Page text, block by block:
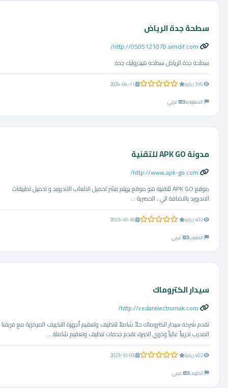
سطحة جدة الرياض
http://0505121070.simdif.com/
سطحة جدة الرياض سطحه هيدروليك جدة
0.0 من 5 نجوم
2024-04-11
السعودية
عربي
مدونة APK GO للتقنية
http://www.apk-go.com/
موقع APK GO للتقنية هو موقع يهتم بنشر تحميل الالعاب الاندرويد و تخميل تطبيقات
الاندرويد بالاضافة الي , الحصرية ...
0.0 من 5 نجوم
2023-10-18
المغرب
عربي
سيدار الكتروماك
http://cedarelectromak.com/
تقدم شركة سيدار الكتروماك حلاً شاملاً لتنظيف وتعقيم أجهزة التكييف المركزية مع فريقنا
المدرب تدريباً عالياً وذوي الخبرة، نقدم خدمات تنظيف وتعقيم شاملة ...
0.0 من 5 نجوم
2023-10-03
الكويت
عربي